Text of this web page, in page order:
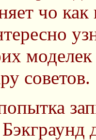
чо
советов.